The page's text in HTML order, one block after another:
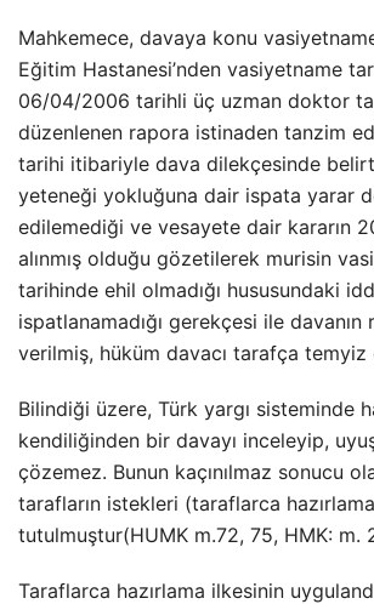
Mahkemece, davaya konu
Eğitim Hastanesi’nden vasiyetname
06/04/2006 tarihli üç uzman doktor
düzenlenen rapora istinaden tanzim
tarihi itibariyle dava dilekçesinde
yeteneği yokluğuna dair ispata yarar
edilemediği ve vesayete dair kararın
alınmış olduğu gözetilerek murisin
tarihinde ehil olmadığı hususundaki
ispatlanamadığı gerekçesi ile
verilmiş, hüküm davacı tarafça temyiz
Bilindiği üzere, Türk yargı sisteminde
kendiliğinden bir davayı inceleyip,
çözemez. Bunun kaçınılmaz sonucu
tarafların istekleri (taraflarca
tutulmuştur(HUMK m.72, 75, HMK: m.
Taraflarca hazırlama ilkesinin